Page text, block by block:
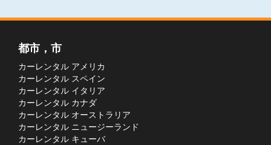
都市，市
カーレンタル アメリカ
カーレンタル スペイン
カーレンタル イタリア
カーレンタル カナダ
カーレンタル オーストラリア
カーレンタル ニュージーランド
カーレンタル キューバ